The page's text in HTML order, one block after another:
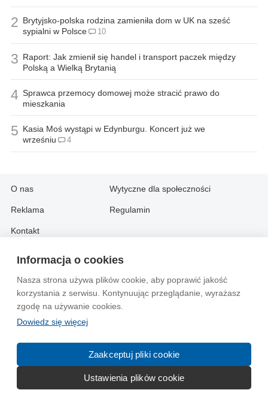
Informacja o cookies
Nasza strona używa plików cookie, aby poprawić jakość
korzystania z serwisu. Kontynuując przeglądanie, wyrażasz
zgodę na używanie cookies.
Dowiedz się więcej
Zaakceptuj pliki cookie
Ustawienia plików cookie
2 Brytyjsko-polska rodzina zamieniła dom w UK na sześć
sypialni w Polsce
10
3 Raport: Jak zmienił się handel i transport paczek między
Polską a Wielką Brytanią
4 Sprawca przemocy domowej może stracić prawo do
mieszkania
5 Kasia Moś wystąpi w Edynburgu. Koncert już we
wrześniu
4
O nas
Reklama
Kontakt
Wytyczne dla społeczności
Regulamin
Information in English:
About
Advertise
Contact